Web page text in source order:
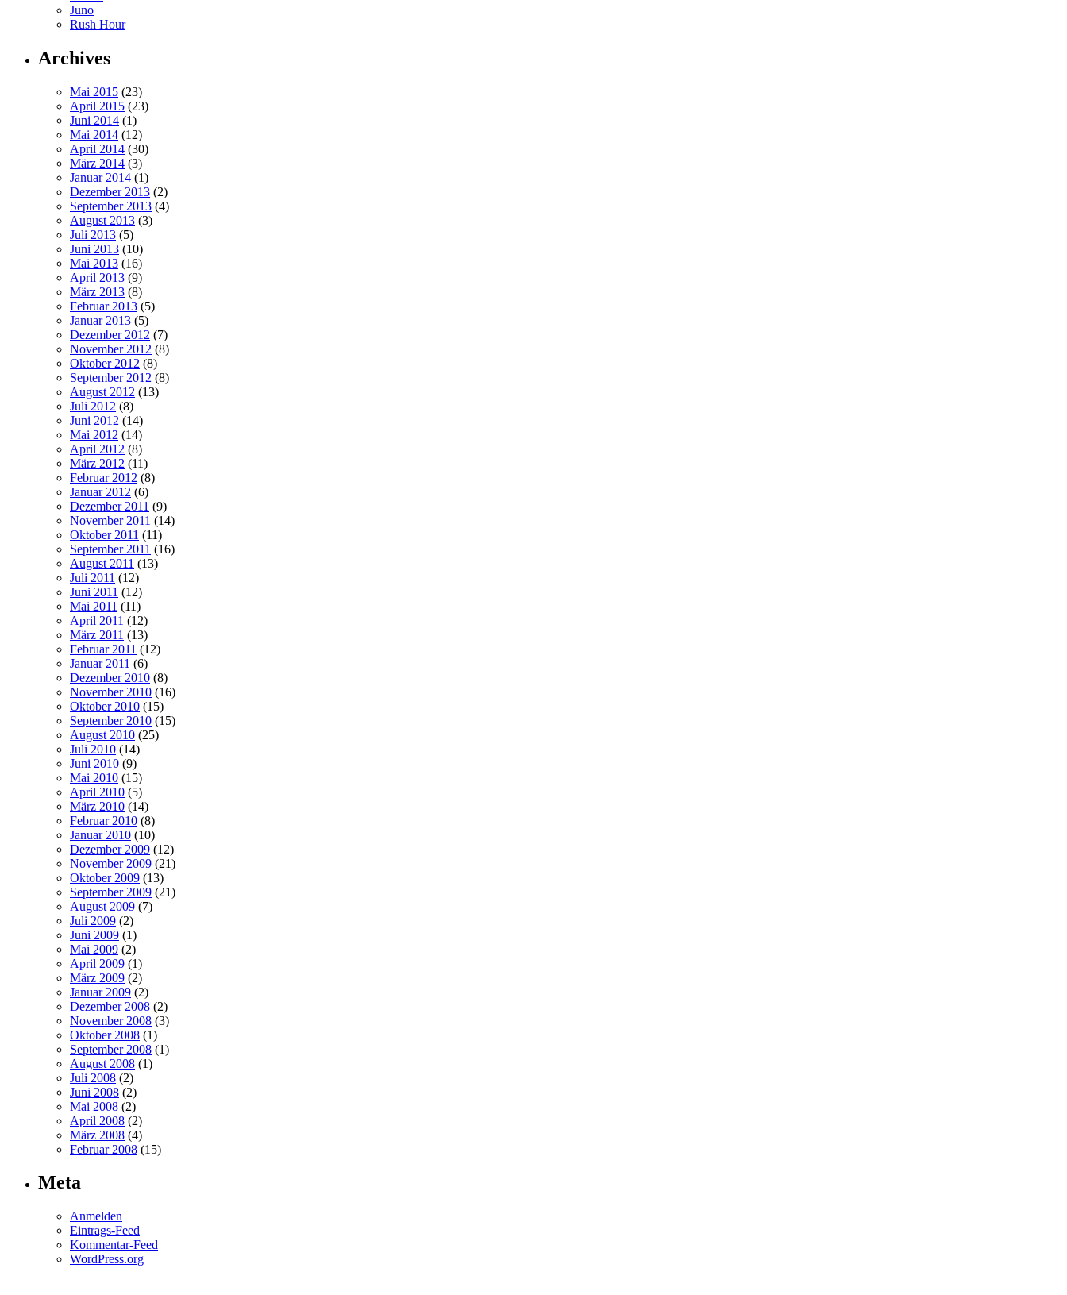
Juno
Rush Hour
Archives
Mai 2015 (23)
April 2015 (23)
Juni 2014 (1)
Mai 2014 (12)
April 2014 (30)
März 2014 (3)
Januar 2014 (1)
Dezember 2013 (2)
September 2013 (4)
August 2013 (3)
Juli 2013 (5)
Juni 2013 (10)
Mai 2013 (16)
April 2013 (9)
März 2013 (8)
Februar 2013 (5)
Januar 2013 (5)
Dezember 2012 (7)
November 2012 (8)
Oktober 2012 (8)
September 2012 (8)
August 2012 (13)
Juli 2012 (8)
Juni 2012 (14)
Mai 2012 (14)
April 2012 (8)
März 2012 (11)
Februar 2012 (8)
Januar 2012 (6)
Dezember 2011 (9)
November 2011 (14)
Oktober 2011 (11)
September 2011 (16)
August 2011 (13)
Juli 2011 (12)
Juni 2011 (12)
Mai 2011 (11)
April 2011 (12)
März 2011 (13)
Februar 2011 (12)
Januar 2011 (6)
Dezember 2010 (8)
November 2010 (16)
Oktober 2010 (15)
September 2010 (15)
August 2010 (25)
Juli 2010 (14)
Juni 2010 (9)
Mai 2010 (15)
April 2010 (5)
März 2010 (14)
Februar 2010 (8)
Januar 2010 (10)
Dezember 2009 (12)
November 2009 (21)
Oktober 2009 (13)
September 2009 (21)
August 2009 (7)
Juli 2009 (2)
Juni 2009 (1)
Mai 2009 (2)
April 2009 (1)
März 2009 (2)
Januar 2009 (2)
Dezember 2008 (2)
November 2008 (3)
Oktober 2008 (1)
September 2008 (1)
August 2008 (1)
Juli 2008 (2)
Juni 2008 (2)
Mai 2008 (2)
April 2008 (2)
März 2008 (4)
Februar 2008 (15)
Meta
Anmelden
Eintrags-Feed
Kommentar-Feed
WordPress.org